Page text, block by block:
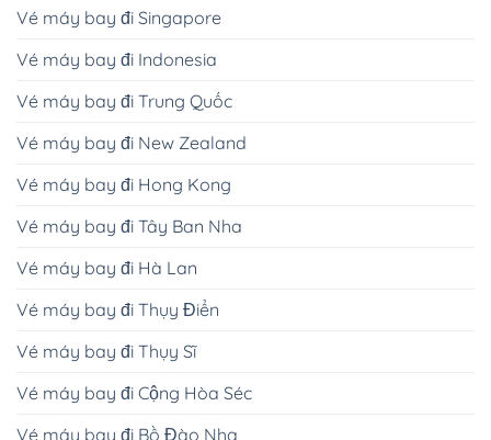
Vé máy bay đi Singapore
Vé máy bay đi Indonesia
Vé máy bay đi Trung Quốc
Vé máy bay đi New Zealand
Vé máy bay đi Hong Kong
Vé máy bay đi Tây Ban Nha
Vé máy bay đi Hà Lan
Vé máy bay đi Thụy Điển
Vé máy bay đi Thụy Sĩ
Vé máy bay đi Cộng Hòa Séc
Vé máy bay đi Bồ Đào Nha